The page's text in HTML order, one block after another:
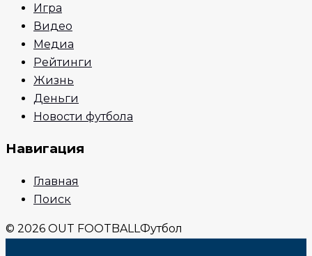
Игра
Видео
Медиа
Рейтинги
Жизнь
Деньги
Новости футбола
Навигация
Главная
Поиск
© 2026 OUT FOOTBALLФутбол